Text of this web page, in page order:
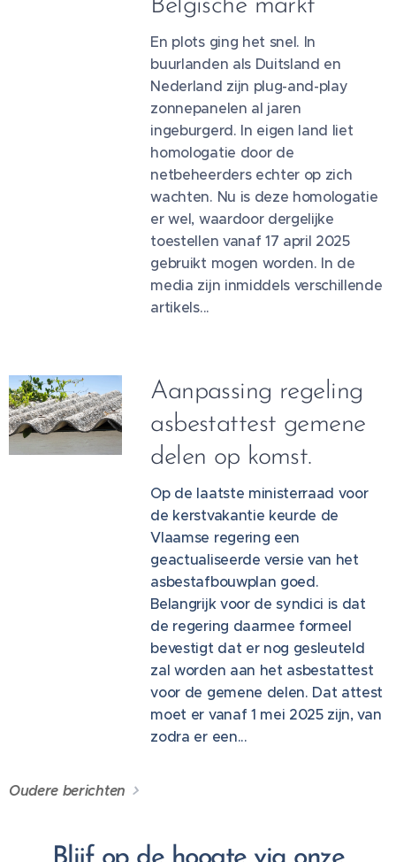
Belgische markt
En plots ging het snel. In
buurlanden als Duitsland en
Nederland zijn plug-and-play
zonnepanelen al jaren
ingeburgerd. In eigen land liet
homologatie door de
netbeheerders echter op zich
wachten. Nu is deze homologatie
er wel, waardoor dergelijke
toestellen vanaf 17 april 2025
gebruikt mogen worden. In de
media zijn inmiddels verschillende
artikels...
Aanpassing regeling
asbestattest gemene
delen op komst.
Op de laatste ministerraad voor
de kerstvakantie keurde de
Vlaamse regering een
geactualiseerde versie van het
asbestafbouwplan goed.
Belangrijk voor de syndici is dat
de regering daarmee formeel
bevestigt dat er nog gesleuteld
zal worden aan het asbestattest
voor de gemene delen. Dat attest
moet er vanaf 1 mei 2025 zijn, van
zodra er een...
Oudere berichten